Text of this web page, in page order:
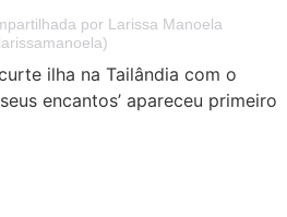
por Larissa Manoela
ilha na Tailândia com o
encantos’ apareceu primeiro